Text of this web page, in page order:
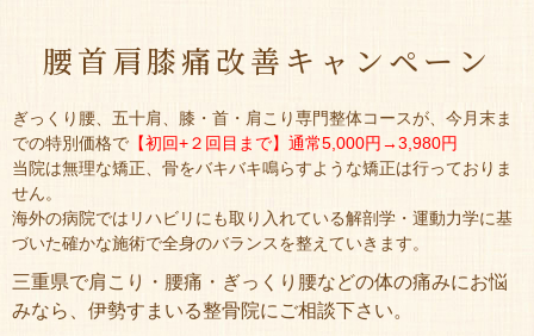
腰首肩膝痛改善キャンペーン
ぎっくり腰、五十肩、膝・首・肩こり専門整体コースが、今月末ま
での特別価格で 【初回+２回目まで】通常5,000円→3,980円
当院は無理な矯正、骨をバキバキ鳴らすような矯正は行っておりま
せん。
海外の病院ではリハビリにも取り入れている解剖学・運動力学に基
づいた確かな施術で全身のバランスを整えていきます。
三重県で肩こり・腰痛・ぎっくり腰などの体の痛みにお悩
みなら、伊勢すまいる整骨院にご相談下さい。